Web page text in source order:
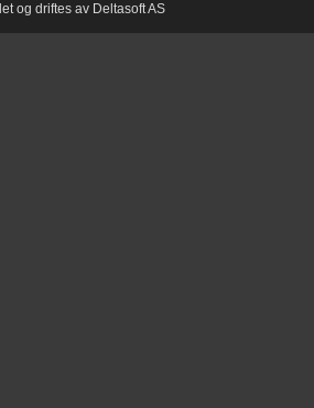
og driftes av Deltasoft AS